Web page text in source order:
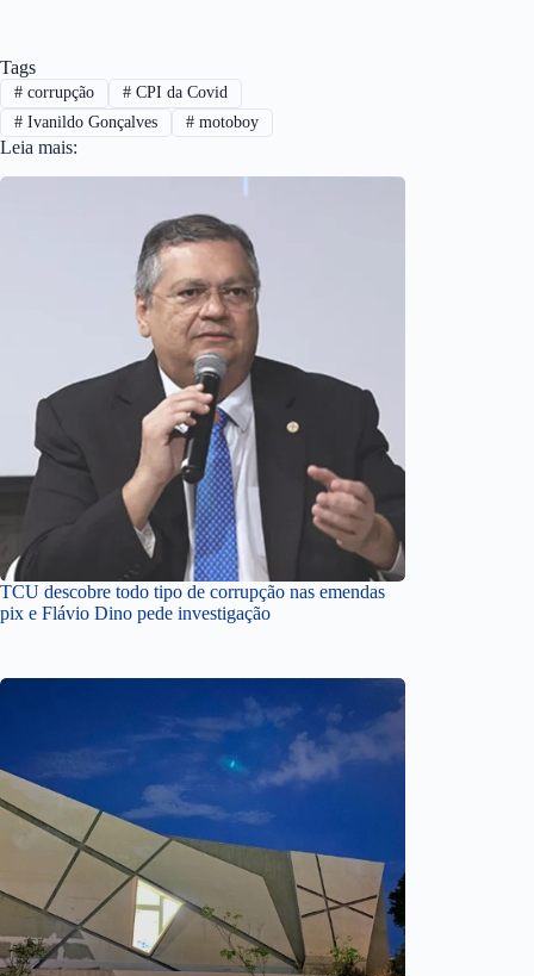
Tags
#corrupção #CPI da Covid
#Ivanildo Gonçalves #motoboy
Leia mais:
TCU descobre todo tipo de corrupção nas emendas
pix e Flávio Dino pede investigação